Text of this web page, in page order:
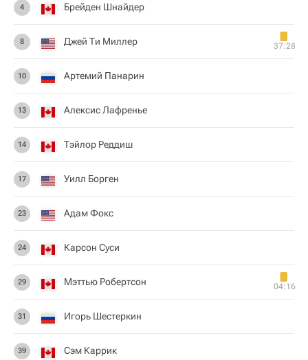
4 Брейден Шнайдер
8 Джей Ти Миллер 37:28
10 Артемий Панарин
13 Алексис Лафренье
14 Тэйлор Реддиш
17 Уилл Борген
23 Адам Фокс
24 Карсон Суси
29 Мэттью Робертсон 04:16
31 Игорь Шестеркин
39 Сэм Каррик